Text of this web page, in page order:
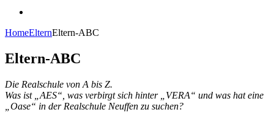
HomeElternEltern-ABC
Eltern-ABC
Die Realschule von A bis Z.
Was ist „AES“, was verbirgt sich hinter „VERA“ und was hat eine
„Oase“ in der Realschule Neuffen zu suchen?